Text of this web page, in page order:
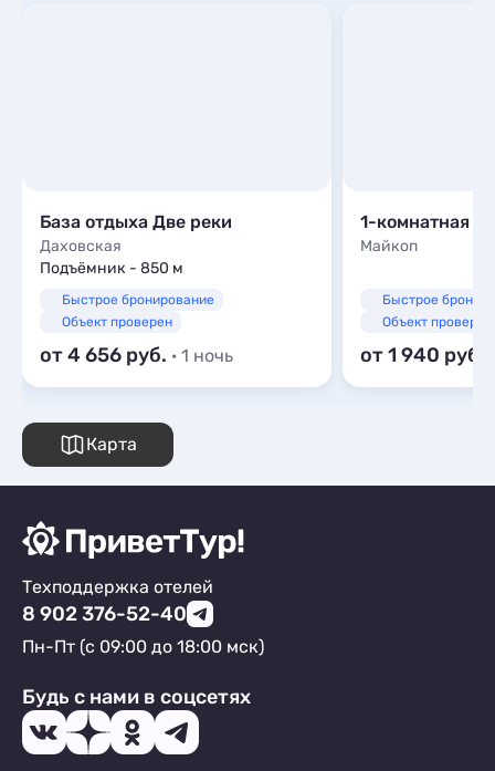
База отдыха Две реки
Даховская
Подъёмник - 850 м
Быстрое бронирование
Объект проверен
от 4 656 · 1 ночь
Майкоп
Быстрое
Объект проверен
от 1 940
Карта
Техподдержка отелей
8 902 376-52-40
Пн-Пт (с 09:00 до 18:00 мск)
Будь с нами в соцсетях